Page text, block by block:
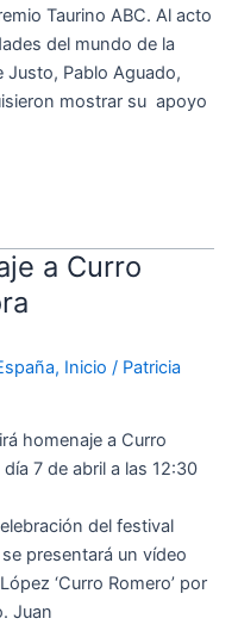
Taurino ABC. Al acto
del mundo de la
Justo, Pablo Aguado,
mostrar su apoyo
a Curro
, Inicio / Patricia
homenaje a Curro
7 de abril a las 12:30
del festival
presentará un vídeo
‘Curro Romero’ por
Juan